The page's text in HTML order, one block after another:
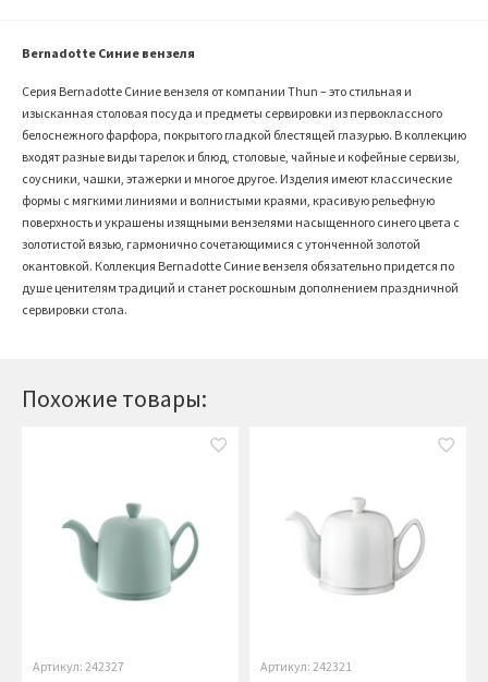
Похожие товары:
Артикул: 242327
Артикул: 242321
Bernadotte Синие вензеля
Серия Bernadotte Синие вензеля от компании Thun – это стильная и
изысканная столовая посуда и предметы сервировки из первоклассного
белоснежного фарфора, покрытого гладкой блестящей глазурью. В коллекцию
входят разные виды тарелок и блюд, столовые, чайные и кофейные сервизы,
соусники, чашки, этажерки и многое другое. Изделия имеют классические
формы с мягкими линиями и волнистыми краями, красивую рельефную
поверхность и украшены изящными вензелями насыщенного синего цвета с
золотистой вязью, гармонично сочетающимися с утонченной золотой
окантовкой. Коллекция Bernadotte Синие вензеля обязательно придется по
душе ценителям традиций и станет роскошным дополнением праздничной
сервировки стола.